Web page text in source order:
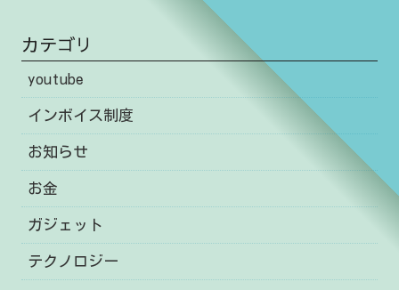
カテゴリ
youtube
インボイス制度
お知らせ
お金
ガジェット
テクノロジー